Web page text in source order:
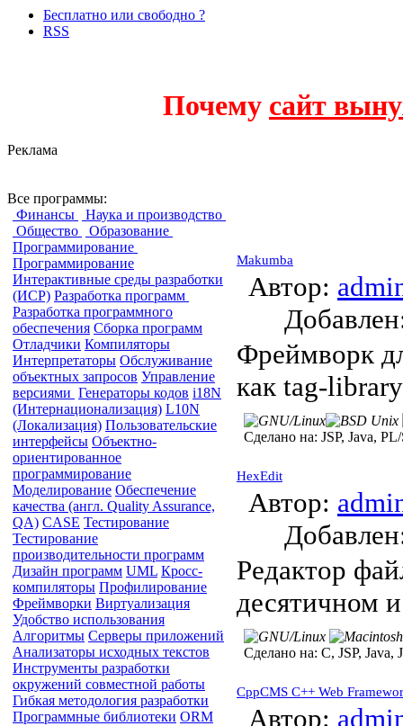
Бесплатно или свободно ?
RSS
Почему сайт
Реклама
Все программы:
Финансы
Наука и производство
Общество
Образование
Программирование
Программирование
Интерактивные среды разработки
(ИСР) Разработка программ
Разработка программного
обеспечения Сборка программ
Отладчики Компиляторы
Интерпретаторы Обслуживание
объектных запросов Управление
версиями Генераторы кодов i18N
(Интернационализация) L10N
(Локализация) Пользовательские
интерфейсы Объектно-
ориентированное
программирование
Моделирование Обеспечение
качества (англ. Quality Assurance,
QA) CASE Тестирование
Тестирование
производительности программ
Дизайн программ UML Кросс-
компиляторы Профилирование
Фреймворки Виртуализация
Удобство использования
Алгоритмы Серверы приложений
Анализаторы исходных текстов
Инструменты разработки
окружений совместной работы
Гибкая методология разработки
Программные библиотеки ORM
Makumba
Автор:
Фреймворк
как tag-
Сделано на: JSP, Java,
HexEdit
Автор:
Редактор
десятичном
Сделано на: C, JSP, Java,
CppCMS C++ Web
Автор: